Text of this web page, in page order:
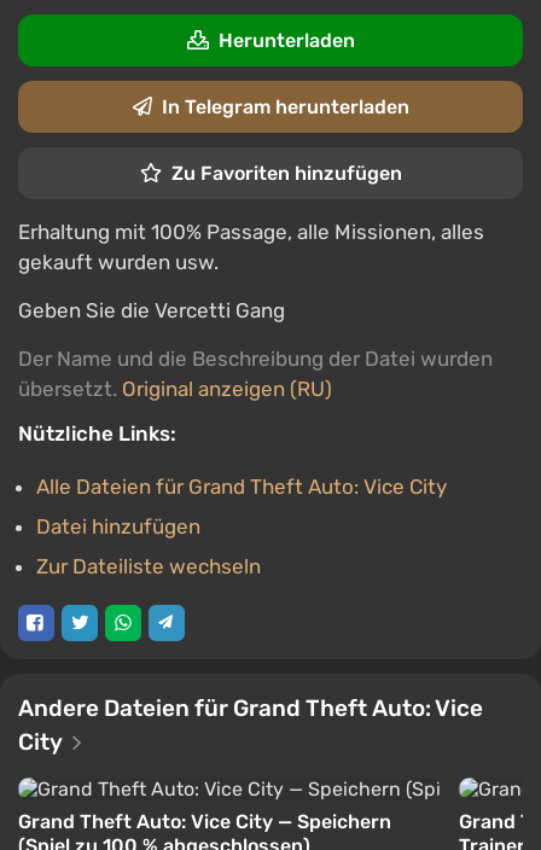
Herunterladen
In Telegram herunterladen
Zu Favoriten hinzufügen
Erhaltung mit 100% Passage, alle Missionen, alles
gekauft wurden usw.
Geben Sie die Vercetti Gang
Der Name und die Beschreibung der Datei wurden
übersetzt. Original anzeigen (RU)
Nützliche Links:
Alle Dateien für Grand Theft Auto: Vice City
Datei hinzufügen
Zur Dateiliste wechseln
Andere Dateien für Grand Theft Auto: Vice
City
Grand Theft Auto: Vice City — Speichern
Grand